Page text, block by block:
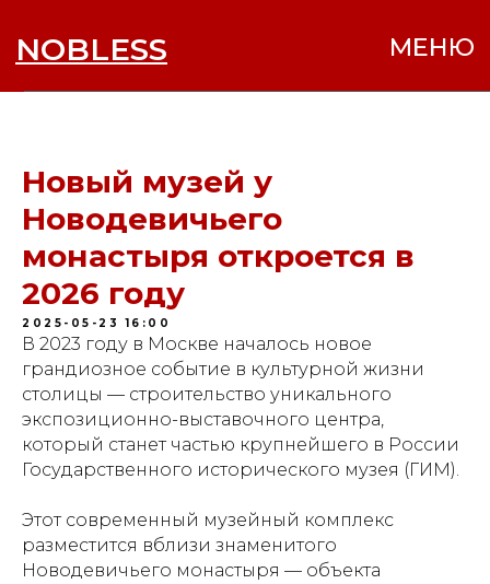
NOBLESS
Новый музей у
Новодевичьего
монастыря откроется в
2026 году
2025-05-23 16:00
В 2023 году в Москве началось новое
грандиозное событие в культурной жизни
столицы — строительство уникального
экспозиционно-выставочного центра,
который станет частью крупнейшего в России
Государственного исторического музея (ГИМ).
Этот современный музейный комплекс
разместится вблизи знаменитого
Новодевичьего монастыря — объекта